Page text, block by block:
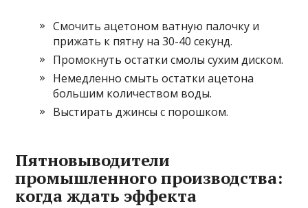
Смочить ацетоном ватную палочку и
прижать к пятну на 30-40 секунд.
Промокнуть остатки смолы сухим диском.
Немедленно смыть остатки ацетона
большим количеством воды.
Выстирать джинсы с порошком.
Пятновыводители
промышленного производства:
когда ждать эффекта